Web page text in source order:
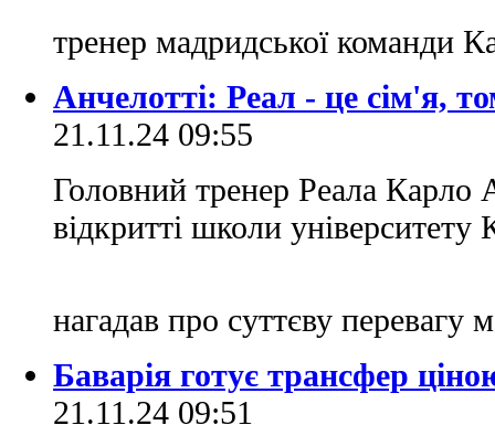
тренер мадридської команди
Анчелотті: Реал - це сім'я,
21.11.24 09:55
Головний тренер Реала Карло
відкритті школи університету
нагадав про суттєву перевагу
Баварія готує трансфер
21.11.24 09:51